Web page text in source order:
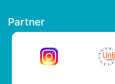
Partner